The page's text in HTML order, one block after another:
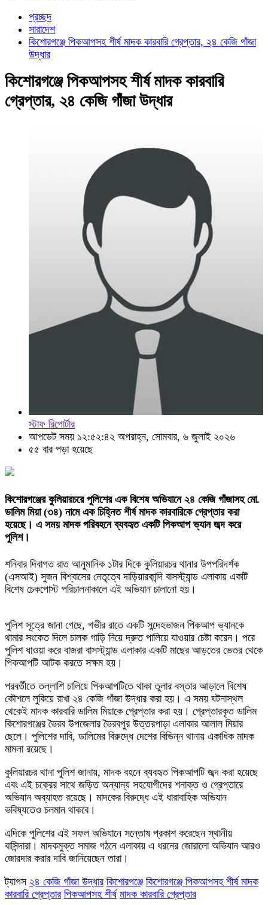
প্রচ্ছদ
সারাদেশ
কিশোরগঞ্জে পিকআপসহ শীর্ষ মাদক কারবারি গ্রেপ্তার, ২৪ কেজি গাঁজা
উদ্ধার
কিশোরগঞ্জে পিকআপসহ শীর্ষ মাদক কারবারি
গ্রেপ্তার, ২৪ কেজি গাঁজা উদ্ধার
স্টাফ রিপোর্টার
আপডেট সময় ১২:৫২:৪২ অপরাহ্ন, সোমবার, ৬ জুলাই ২০২৬
৫৫ বার পড়া হয়েছে
কিশোরগঞ্জের কুলিয়ারচরে পুলিশের এক বিশেষ অভিযানে ২৪ কেজি গাঁজাসহ মো.
ডালিম মিয়া (৩৪) নামে এক চিহ্নিত শীর্ষ মাদক কারবারিকে গ্রেপ্তার করা
হয়েছে। এ সময় মাদক পরিবহনে ব্যবহৃত একটি পিকআপ ভ্যান জব্দ করে
পুলিশ।
শনিবার দিবাগত রাত আনুমানিক ১টার দিকে কুলিয়ারচর থানার উপপরিদর্শক
(এসআই) সুজন বিশ্বাসের নেতৃত্বে দাড়িয়ারকান্দি বাসস্ট্যান্ড এলাকায় একটি
বিশেষ চেকপোস্ট পরিচালনাকালে এই অভিযান চালানো হয়।
পুলিশ সূত্রে জানা গেছে, গভীর রাতে একটি সন্দেহভাজন পিকআপ ভ্যানকে
থামার সংকেত দিলে চালক গাড়ি নিয়ে দ্রুত পালিয়ে যাওয়ার চেষ্টা করেন। পরে
পুলিশ ধাওয়া করে বাজরা বাসস্ট্যান্ড এলাকার একটি মাছের আড়তের ভেতর থেকে
পিকআপটি আটক করতে সক্ষম হয়।
​পরবর্তীতে তল্লাশি চালিয়ে পিকআপটিতে থাকা তুলার বস্তার আড়ালে বিশেষ
কৌশলে লুকিয়ে রাখা ২৪ কেজি গাঁজা উদ্ধার করা হয়। এ সময় ঘটনাস্থল
থেকেই মাদক কারবারি ডালিম মিয়াকে গ্রেপ্তার করা হয়। গ্রেপ্তারকৃত ডালিম
কিশোরগঞ্জের ভৈরব উপজেলার ভৈরবপুর উত্তরপাড়া এলাকার আলাল মিয়ার
ছেলে। পুলিশের দাবি, ডালিমের বিরুদ্ধে দেশের বিভিন্ন থানায় একাধিক মাদক
মামলা রয়েছে।
​কুলিয়ারচর থানা পুলিশ জানায়, মাদক বহনে ব্যবহৃত পিকআপটি জব্দ করা হয়েছে
এবং এই চক্রের সাথে জড়িত অন্যান্য সহযোগীদের শনাক্ত ও গ্রেপ্তারে
অভিযান অব্যাহত রয়েছে। মাদকের বিরুদ্ধে এই ধারাবাহিক অভিযান
ভবিষ্যতেও চলমান থাকবে।
​এদিকে পুলিশের এই সফল অভিযানে সন্তোষ প্রকাশ করেছেন স্থানীয়
বাসিন্দারা। মাদকমুক্ত সমাজ গঠনে এলাকায় এ ধরনের জোরালো অভিযান আরও
জোরদার করার দাবি জানিয়েছেন তারা।
ট্যাগস ২৪ কেজি গাঁজা উদ্ধার কিশোরগঞ্জে কিশোরগঞ্জে পিকআপসহ শীর্ষ মাদক
কারবারি গ্রেপ্তার পিকআপসহ শীর্ষ মাদক কারবারি গ্রেপ্তার